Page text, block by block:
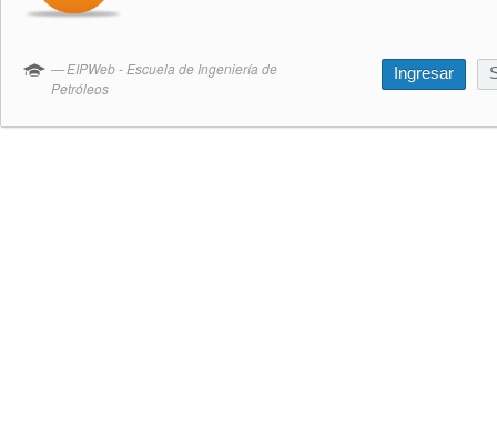
EIPWeb - Escuela de Ingeniería de
Petróleos
Ingresar